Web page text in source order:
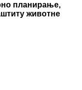
планирање,
животне